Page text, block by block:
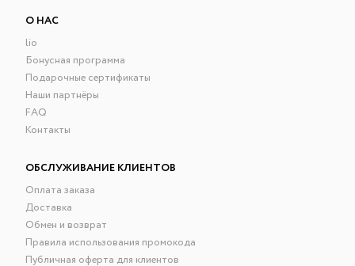
О НАС
lio
Бонусная программа
Подарочные сертификаты
Наши партнёры
FAQ
Контакты
ОБСЛУЖИВАНИЕ КЛИЕНТОВ
Оплата заказа
Доставка
Обмен и возврат
Правила использования промокода
Публичная оферта для клиентов